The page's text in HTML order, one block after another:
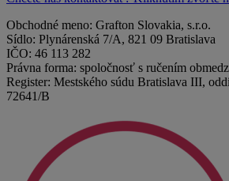
Obchodné meno: Grafton Slovakia, s.r.o.
Sídlo: Plynárenská 7/A, 821 09 Bratislava
IČO: 46 113 282
Právna forma: spoločnosť s ručením
Register: Mestského súdu Bratislava III,
72641/B